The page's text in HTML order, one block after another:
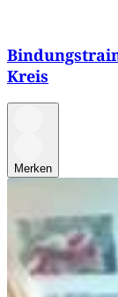
Kreis
Merken